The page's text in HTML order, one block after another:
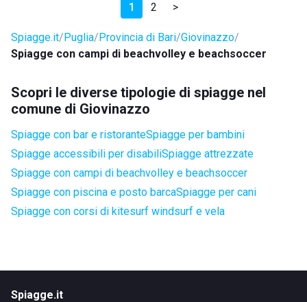
1 2 >
Spiagge.it Puglia Provincia di Bari Giovinazzo
Spiagge con campi di beachvolley e beachsoccer
Scopri le diverse tipologie di spiagge nel
comune di Giovinazzo
Spiagge con bar e ristoranteSpiagge per bambini
Spiagge accessibili per disabiliSpiagge attrezzate
Spiagge con campi di beachvolley e beachsoccer
Spiagge con piscina e posto barcaSpiagge per cani
Spiagge con corsi di kitesurf windsurf e vela
Spiagge.it